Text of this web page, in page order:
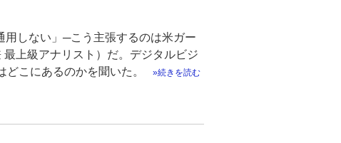
用しない」─こう主張するのは米ガー
上級アナリスト）だ。デジタルビジ
こにあるのかを聞いた。
続きを読む